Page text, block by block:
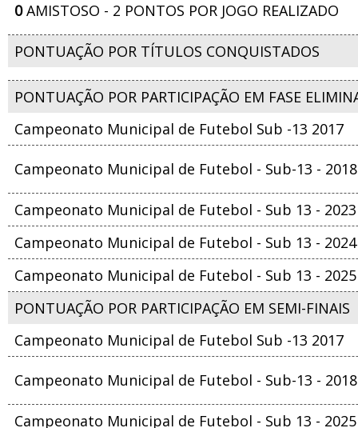
0AMISTOSO - 2 PONTOS POR JOGO REALIZADO
PONTUAÇÃO POR TÍTULOS CONQUISTADOS
PONTUAÇÃO POR PARTICIPAÇÃO EM FASE
Campeonato Municipal de Futebol Sub -13 2017
Campeonato Municipal de Futebol - Sub-13 - 2018
Campeonato Municipal de Futebol - Sub 13 - 2023
Campeonato Municipal de Futebol - Sub 13 - 2024
Campeonato Municipal de Futebol - Sub 13 - 2025
PONTUAÇÃO POR PARTICIPAÇÃO EM SEMI-FINAIS
Campeonato Municipal de Futebol Sub -13 2017
Campeonato Municipal de Futebol - Sub-13 - 2018
Campeonato Municipal de Futebol - Sub 13 - 2025